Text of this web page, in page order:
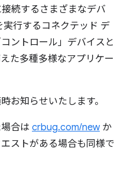
続するさまざまなデバ
行するコネクテッド デ
ントロール」デバイスと
た多種多様なアプリケー
お知らせいたします。
合は crbug.com/newか
ストがある場合も同様で